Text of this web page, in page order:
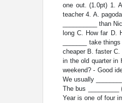
one out. (1.0pt) 1.
teacher 4. A.
__________ than
long C. How far D.
_______ take
cheaper B. faster
in the old quarter in
weekend? - Good
We usually
The bus
Year is one of four